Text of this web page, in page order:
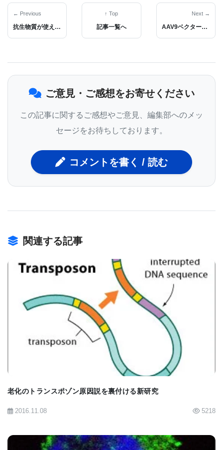
早期老化が引き起こされることは知られています
が、通常の「自然な」老化においてミトコンドリア
らかになっていませんでした。
本研究では、野生型の線虫（Caenorhabditis
クス、リピドミクス、遺伝学、および機能試験を実
施しました。これにより、ミトコンドリアの機能不
これらの試験と、それに続くヒトのトランスクリプ
伴う「ホスファチジルコリン（phosphatidylcholine:
PC）」の合成低下がミトコンドリアネットワークの
分断を引き起こし、正常な老化プロセスにおけるミ
トコンドリア機能不全のトリガーになっていること
が明らかになりました。
さらに、食事を介してホスファチジルコリン（PC）
し、ヒトの細胞培養試験においても代謝のレジリエ
ンス（回復力）が復元することが確認されました。
← Previous
抗生物質が使えないSTEC感染症に光明！CRISPRを活用した最新のゲノム編集治療
↑ Top
記事一覧へ
Next →
AAV9ベクターを用いた最新の遺伝子治療が難治せてんかんを克服へ
ご意見・ご感想をお寄せください
この記事に関するご感想やご意見、編集部へのメッ
セージをお待ちしております。
コメントを書く / 読む
関連する記事
BIOMARKET JP
老化のトランスポゾン原因説を裏付ける新研究
2016.11.08 5218